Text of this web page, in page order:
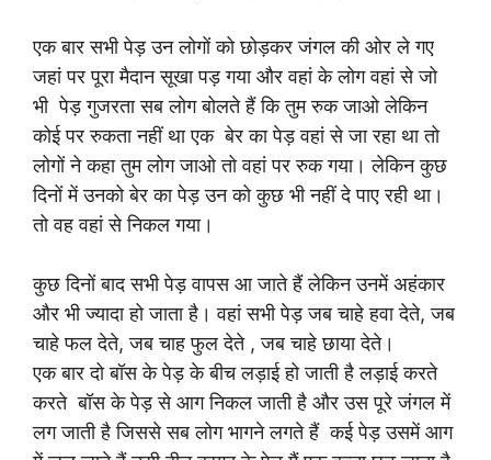
एक बार सभी पेड़ उन लोगों को छोड़कर जंगल की ओर ले गए
जहां पर पूरा मैदान सूखा पड़ गया और वहां के लोग वहां से जो
भी पेड़ गुजरता सब लोग बोलते हैं कि तुम रुक जाओ लेकिन
कोई पर रुकता नहीं था एक बेर का पेड़ वहां से जा रहा था तो
लोगों ने कहा तुम लोग जाओ तो वहां पर रुक गया। लेकिन कुछ
दिनों में उनको बेर का पेड़ उन को कुछ भी नहीं दे पाए रही था।
तो वह वहां से निकल गया।
कुछ दिनों बाद सभी पेड़ वापस आ जाते हैं लेकिन उनमें अहंकार
और भी ज्यादा हो जाता है। वहां सभी पेड़ जब चाहे हवा देते, जब
चाहे फल देते, जब चाह फुल देते , जब चाहे छाया देते।
एक बार दो बॉस के पेड़ के बीच लड़ाई हो जाती है लड़ाई करते
करते बॉस के पेड़ से आग निकल जाती है और उस पूरे जंगल में
लग जाती है जिससे सब लोग भागने लगते हैं कई पेड़ उसमें आग